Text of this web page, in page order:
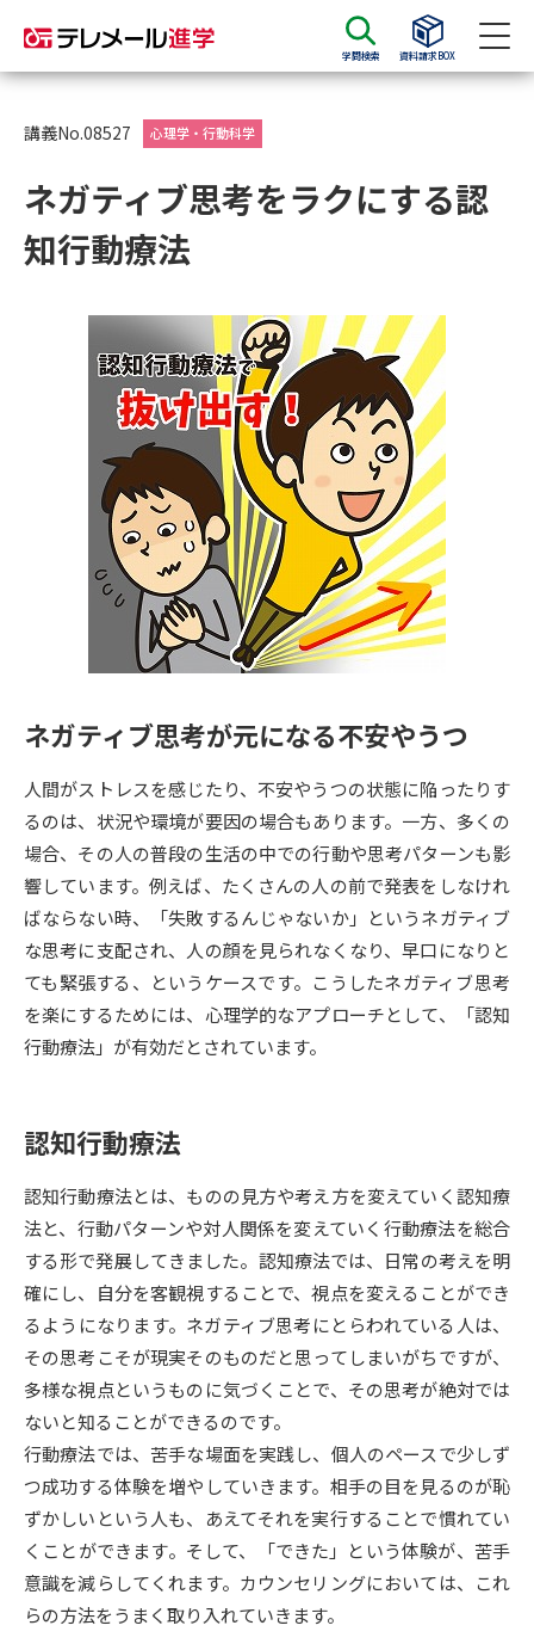
学問検索 資料請求BOX
資料請求
大学・短大の資料種類から請求
総合型選抜・学校推薦型選抜 募
集要項＆願書
大学入学共通テスト利用選抜の
募集要項＆願書
大学・短大以外の資料から請求
専門学校の資料請求 大学院の資料請求
留学・進学関連、塾・予備校
大学入学共通テスト「受験案
内」の請求
大学入学共通テスト「受験上の
配慮案内」の請求
高等学校卒業程度認定試験
幼稚園教員資格認定試験 小学校教員資格認定試験
高等学校（情報）教員資格認定
試験
大学研究 大学検索
大学で学べる内容や特徴を調べる
新増設大学・学部・学科特集
国際・グローバルに強い大学特
デジタルパンフレット 進路の３択
新学年スタート号特集ページ
（高3生用）
新学年スタート号特集ページ
（高2生用）
SELFBRAND特集ページ
オープンキャンパスなどを調べる
オープンキャンパス検索 実施プログラムから探す
来場型・Web型イベント特集 夢ナビライブ
受験準備
講義No.08527 心理学・行動科学
ネガティブ思考をラクにする認
知行動療法
ネガティブ思考が元になる不安やうつ
人間がストレスを感じたり、不安やうつの状態に陥ったりす
るのは、状況や環境が要因の場合もあります。一方、多くの
場合、その人の普段の生活の中での行動や思考パターンも影
響しています。例えば、たくさんの人の前で発表をしなけれ
ばならない時、「失敗するんじゃないか」というネガティブ
な思考に支配され、人の顔を見られなくなり、早口になりと
ても緊張する、というケースです。こうしたネガティブ思考
を楽にするためには、心理学的なアプローチとして、「認知
行動療法」が有効だとされています。
認知行動療法
認知行動療法とは、ものの見方や考え方を変えていく認知療
法と、行動パターンや対人関係を変えていく行動療法を総合
する形で発展してきました。認知療法では、日常の考えを明
確にし、自分を客観視することで、視点を変えることができ
るようになります。ネガティブ思考にとらわれている人は、
その思考こそが現実そのものだと思ってしまいがちですが、
多様な視点というものに気づくことで、その思考が絶対では
ないと知ることができるのです。
行動療法では、苦手な場面を実践し、個人のペースで少しず
つ成功する体験を増やしていきます。相手の目を見るのが恥
ずかしいという人も、あえてそれを実行することで慣れてい
くことができます。そして、「できた」という体験が、苦手
意識を減らしてくれます。カウンセリングにおいては、これ
らの方法をうまく取り入れていきます。